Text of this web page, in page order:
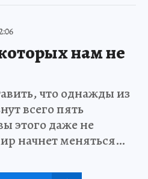
нам не
что однажды из
всего пять
этого даже не
начнет меняться…